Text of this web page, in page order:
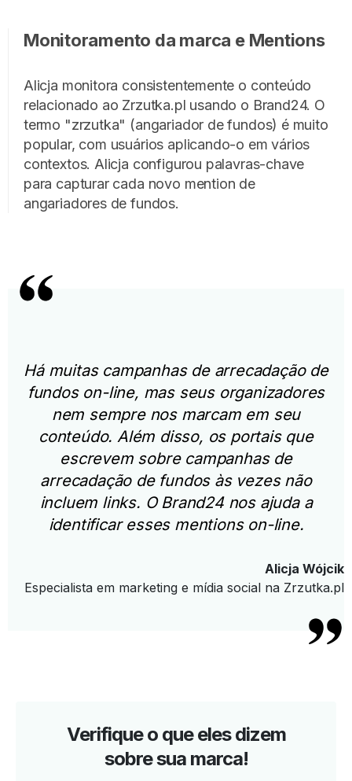
Monitoramento da marca e Mentions
Alicja monitora consistentemente o conteúdo
relacionado ao Zrzutka.pl usando o Brand24. O
termo "zrzutka" (angariador de fundos) é muito
popular, com usuários aplicando-o em vários
contextos. Alicja configurou palavras-chave
para capturar cada novo mention de
angariadores de fundos.
Há muitas campanhas de arrecadação de
fundos on-line, mas seus organizadores
nem sempre nos marcam em seu
conteúdo. Além disso, os portais que
escrevem sobre campanhas de
arrecadação de fundos às vezes não
incluem links. O Brand24 nos ajuda a
identificar esses mentions on-line.
Alicja Wójcik
Especialista em marketing e mídia social na Zrzutka.pl
Verifique o que eles dizem
sobre sua marca!